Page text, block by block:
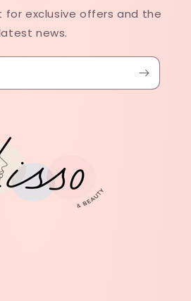
for exclusive offers and the
news.